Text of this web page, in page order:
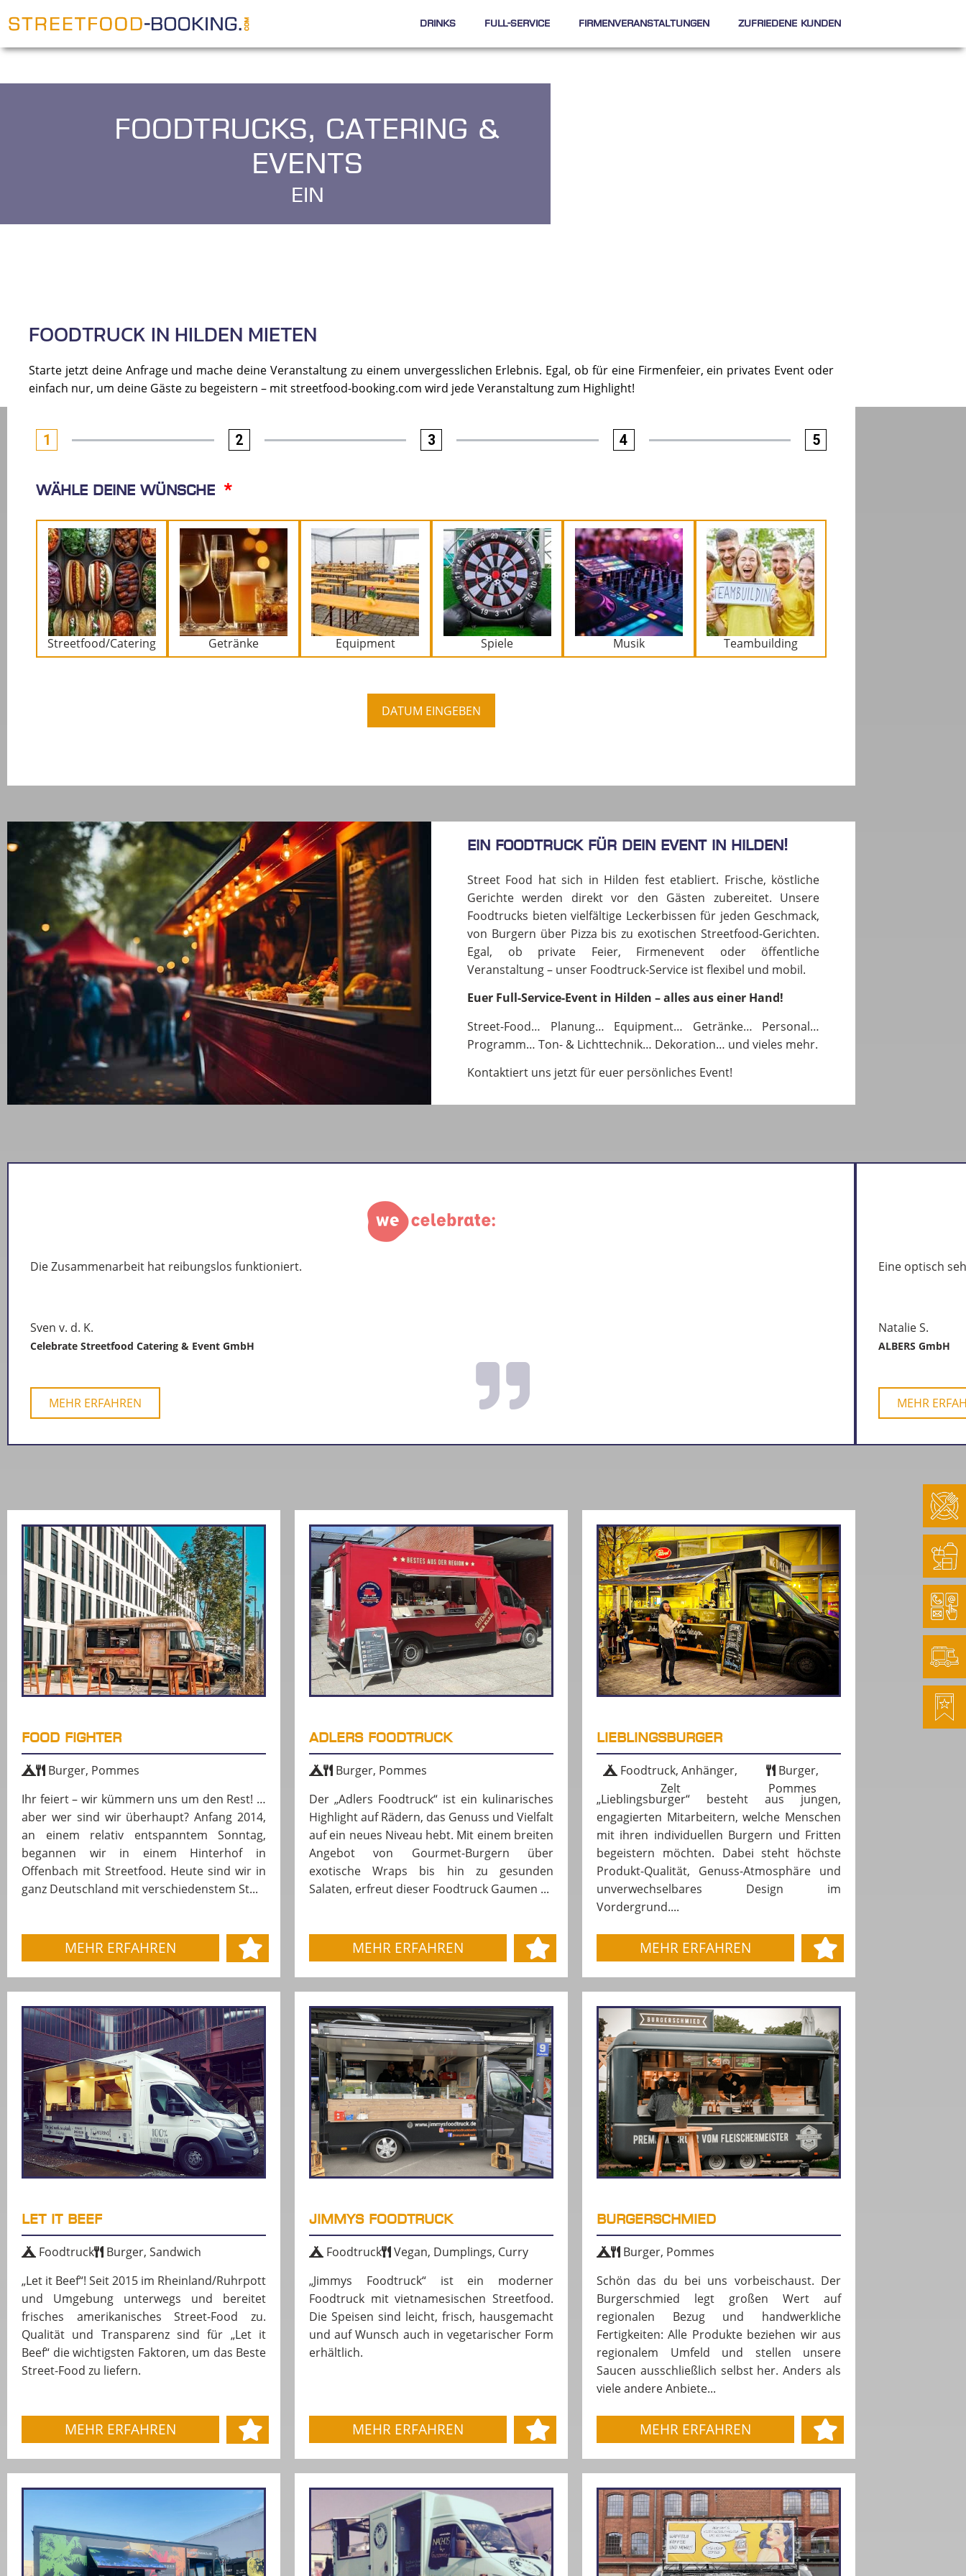
Drinks Full-Service Firmenveranstaltungen Zufriedene Kunden
Foodtrucks, Catering &
Events
n Kl
FOODTRUCK IN HILDEN MIETEN
Starte jetzt deine Anfrage und mache deine Veranstaltung zu einem unvergesslichen Erlebnis. Egal, ob für eine Firmenfeier, ein privates Event oder
einfach nur, um deine Gäste zu begeistern – mit streetfood-booking.com wird jede Veranstaltung zum Highlight!
1 2 3 4 5
Wähle deine Wünsche
Streetfood/Catering Getränke Equipment Spiele Musik Teambuilding
DATUM EINGEBEN
Ein Foodtruck für dein Event in HILDEN!
Street Food hat sich in Hilden fest etabliert. Frische, köstliche
Gerichte werden direkt vor den Gästen zubereitet. Unsere
Foodtrucks bieten vielfältige Leckerbissen für jeden Geschmack,
von Burgern über Pizza bis zu exotischen Streetfood-Gerichten.
Egal, ob private Feier, Firmenevent oder öffentliche
Veranstaltung – unser Foodtruck-Service ist flexibel und mobil.
Euer Full-Service-Event in Hilden – alles aus einer Hand!
Street-Food… Planung… Equipment… Getränke… Personal…
Programm… Ton- & Lichttechnik… Dekoration… und vieles mehr.
Kontaktiert uns jetzt für euer persönliches Event!
Die Zusammenarbeit hat reibungslos funktioniert.
Sven v. d. K.
Celebrate Streetfood Catering & Event GmbH
MEHR ERFAHREN
Eine optisch
Natalie S.
ALBERS GmbH
MEHR
FOOD FIGHTER
Burger, Pommes
Ihr feiert – wir kümmern uns um den Rest! …
aber wer sind wir überhaupt? Anfang 2014,
an einem relativ entspanntem Sonntag,
begannen wir in einem Hinterhof in
Offenbach mit Streetfood. Heute sind wir in
ganz Deutschland mit verschiedenstem St...
MEHR ERFAHREN
ADLERS FOODTRUCK
Burger, Pommes
Der „Adlers Foodtruck“ ist ein kulinarisches
Highlight auf Rädern, das Genuss und Vielfalt
auf ein neues Niveau hebt. Mit einem breiten
Angebot von Gourmet-Burgern über
exotische Wraps bis hin zu gesunden
Salaten, erfreut dieser Foodtruck Gaumen ...
MEHR ERFAHREN
LIEBLINGSBURGER
Foodtruck, Anhänger,
Zelt
Burger,
Pommes
„Lieblingsburger“ besteht aus jungen,
engagierten Mitarbeitern, welche Menschen
mit ihren individuellen Burgern und Fritten
begeistern möchten. Dabei steht höchste
Produkt-Qualität, Genuss-Atmosphäre und
unverwechselbares Design im
Vordergrund....
MEHR ERFAHREN
LET IT BEEF
Foodtruck
Burger, Sandwich
„Let it Beef“! Seit 2015 im Rheinland/Ruhrpott
und Umgebung unterwegs und bereitet
frisches amerikanisches Street-Food zu.
Qualität und Transparenz sind für „Let it
Beef“ die wichtigsten Faktoren, um das Beste
Street-Food zu liefern.
MEHR ERFAHREN
JIMMYS FOODTRUCK
Foodtruck
Vegan, Dumplings, Curry
„Jimmys Foodtruck“ ist ein moderner
Foodtruck mit vietnamesischen Streetfood.
Die Speisen sind leicht, frisch, hausgemacht
und auf Wunsch auch in vegetarischer Form
erhältlich.
MEHR ERFAHREN
BURGERSCHMIED
Burger, Pommes
Schön das du bei uns vorbeischaust. Der
Burgerschmied legt großen Wert auf
regionalen Bezug und handwerkliche
Fertigkeiten: Alle Produkte beziehen wir aus
regionalem Umfeld und stellen unsere
Saucen ausschließlich selbst her. Anders als
viele andere Anbiete...
MEHR ERFAHREN